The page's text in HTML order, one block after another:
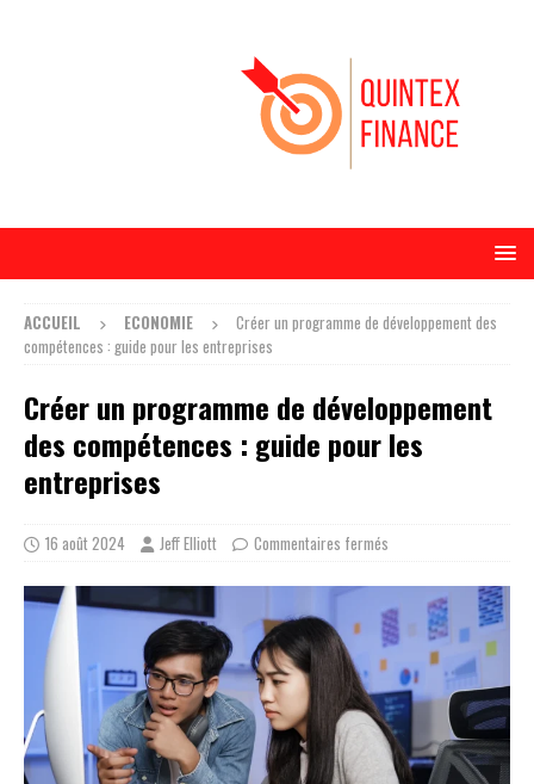
ACCUEIL ECONOMIE
Créer un programme de développement des
compétences : guide pour les entreprises
Créer un programme de développement
des compétences : guide pour les
entreprises
16 août 2024 Jeff Elliott Commentaires fermés